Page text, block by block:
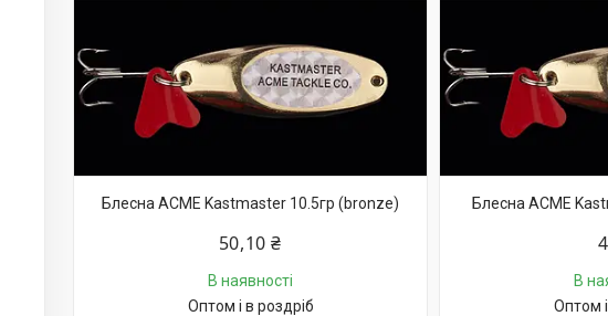
Блесна ACME Kastmaster 10.5гр (bronze)
50,10 ₴
В наявності
Оптом і в роздріб
Блесна ACME
В
Оптом